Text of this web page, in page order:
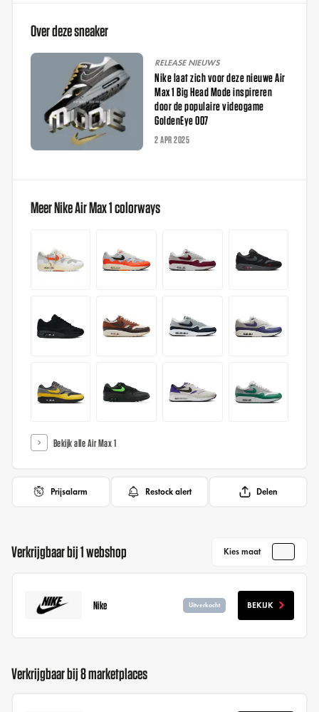
Over deze sneaker
RELEASE NIEUWS
Nike laat zich voor deze nieuwe Air
Max 1 Big Head Mode inspireren
door de populaire videogame
GoldenEye 007
2 APR 2025
Meer Nike Air Max 1 colorways
Bekijk alle Air Max 1
Prijsalarm Restock alert Delen
Verkrijgbaar bij 1 webshop Kies maat
Nike Uitverkocht BEKIJK
Verkrijgbaar bij 8 marketplaces